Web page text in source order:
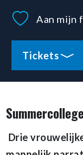
Aan mijn
Tickets
Drie